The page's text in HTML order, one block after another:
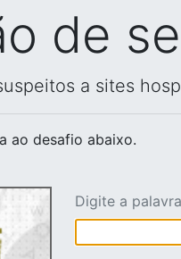
de
a sites
ao desafio abaixo.
Digite a